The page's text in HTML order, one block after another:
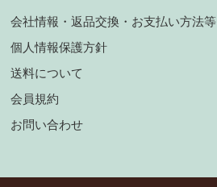
会社情報・返品交換・お支払い方法等
個人情報保護方針
送料について
会員規約
お問い合わせ